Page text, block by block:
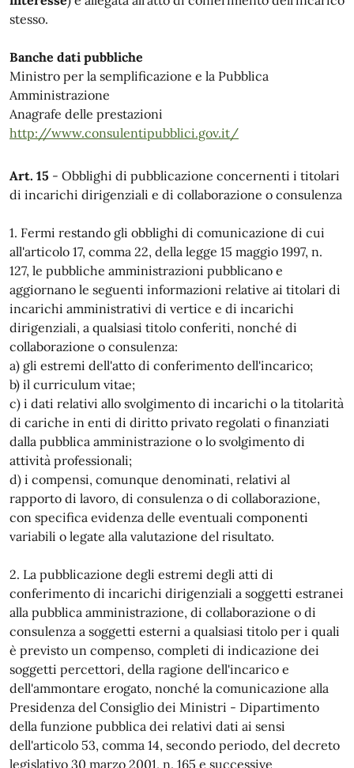
stesso.
Banche dati pubbliche
Ministro per la semplificazione e la Pubblica
Amministrazione
Anagrafe delle prestazioni
http://www.consulentipubblici.gov.it/
Art. 15 - Obblighi di pubblicazione concernenti i titolari
di incarichi dirigenziali e di collaborazione o consulenza
1. Fermi restando gli obblighi di comunicazione di cui
all'articolo 17, comma 22, della legge 15 maggio 1997, n.
127, le pubbliche amministrazioni pubblicano e
aggiornano le seguenti informazioni relative ai titolari di
incarichi amministrativi di vertice e di incarichi
dirigenziali, a qualsiasi titolo conferiti, nonché di
collaborazione o consulenza:
a) gli estremi dell'atto di conferimento dell'incarico;
b) il curriculum vitae;
c) i dati relativi allo svolgimento di incarichi o la titolarità
di cariche in enti di diritto privato regolati o finanziati
dalla pubblica amministrazione o lo svolgimento di
attività professionali;
d) i compensi, comunque denominati, relativi al
rapporto di lavoro, di consulenza o di collaborazione,
con specifica evidenza delle eventuali componenti
variabili o legate alla valutazione del risultato.
2. La pubblicazione degli estremi degli atti di
conferimento di incarichi dirigenziali a soggetti estranei
alla pubblica amministrazione, di collaborazione o di
consulenza a soggetti esterni a qualsiasi titolo per i quali
è previsto un compenso, completi di indicazione dei
soggetti percettori, della ragione dell'incarico e
dell'ammontare erogato, nonché la comunicazione alla
Presidenza del Consiglio dei Ministri - Dipartimento
della funzione pubblica dei relativi dati ai sensi
dell'articolo 53, comma 14, secondo periodo, del decreto
legislativo 30 marzo 2001, n. 165 e successive